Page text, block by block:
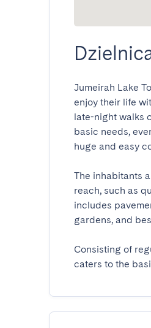
Jumeirah Lake
enjoy their life
late-night walks
basic needs,
huge and easy
The inhabitants
reach, such as
includes
gardens, and
Consisting of
caters to the